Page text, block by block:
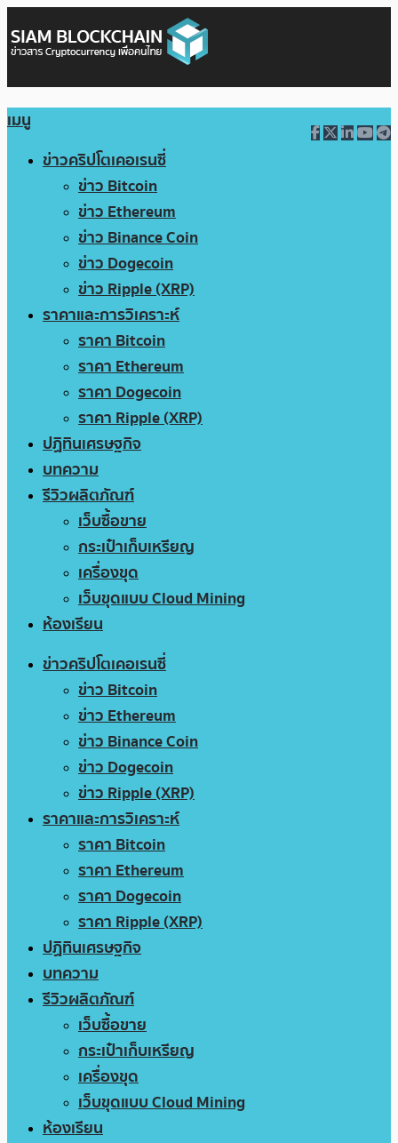
เมนู
ข่าวคริปโตเคอเรนซี่
ข่าว Bitcoin
ข่าว Ethereum
ข่าว Binance Coin
ข่าว Dogecoin
ข่าว Ripple (XRP)
ราคาและการวิเคราะห์
ราคา Bitcoin
ราคา Ethereum
ราคา Dogecoin
ราคา Ripple (XRP)
ปฏิทินเศรษฐกิจ
บทความ
รีวิวผลิตภัณฑ์
เว็บซื้อขาย
กระเป๋าเก็บเหรียญ
เครื่องขุด
เว็บขุดแบบ Cloud Mining
ห้องเรียน
ข่าวคริปโตเคอเรนซี่
ข่าว Bitcoin
ข่าว Ethereum
ข่าว Binance Coin
ข่าว Dogecoin
ข่าว Ripple (XRP)
ราคาและการวิเคราะห์
ราคา Bitcoin
ราคา Ethereum
ราคา Dogecoin
ราคา Ripple (XRP)
ปฏิทินเศรษฐกิจ
บทความ
รีวิวผลิตภัณฑ์
เว็บซื้อขาย
กระเป๋าเก็บเหรียญ
เครื่องขุด
เว็บขุดแบบ Cloud Mining
ห้องเรียน